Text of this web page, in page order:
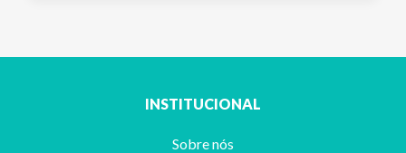
INSTITUCIONAL
Sobre nós